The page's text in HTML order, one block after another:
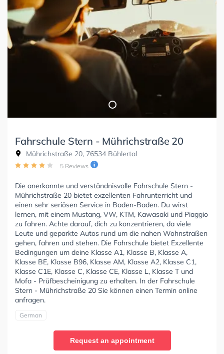
Fahrschule Stern - Mührichstraße 20
Mührichstraße 20, 76534 Bühlertal
5 Reviews
Die anerkannte und verständnisvolle Fahrschule Stern -
Mührichstraße 20 bietet exzellenten Fahrunterricht und
einen sehr seriösen Service in Baden-Baden. Du wirst
lernen, mit einem Mustang, VW, KTM, Kawasaki und Piaggio
zu fahren. Achte darauf, dich zu konzentrieren, da viele
Leute und geparkte Autos rund um die nahen Wohnstraßen
gehen, fahren und stehen. Die Fahrschule bietet Exzellente
Bedingungen um deine Klasse A1, Klasse B, Klasse A,
Klasse BE, Klasse B96, Klasse AM, Klasse A2, Klasse C1,
Klasse C1E, Klasse C, Klasse CE, Klasse L, Klasse T und
Mofa - Prüfbescheinigung zu erhalten. In der Fahrschule
Stern - Mührichstraße 20 Sie können einen Termin online
anfragen.
German
Request an appointment